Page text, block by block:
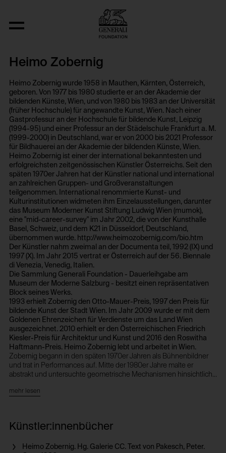
Heimo Zobernig
Heimo Zobernig wurde 1958 in Mauthen, Kärnten, Österreich,
geboren. Von 1977 bis 1980 studierte er an der Akademie der
bildenden Künste, Wien, und von 1980 bis 1983 an der Universität
(früher Hochschule) für angewandte Kunst, Wien. Nach einer
Gastprofessur an der Hochschule für bildende Kunst, Leipzig
(1994-95) und einer Professur an der Städelschule Frankfurt a. M.
(1999-2000) in Deutschland, war er von 2000 bis 2021 Professor
für Bildhauerei an der Akademie der bildenden Künste, Wien.
Heimo Zobernig ist einer der international bekanntesten und
erfolgreichsten zeitgenössischen Künstler Österreichs. Seit den
späten 1970er Jahren hat der Künstler national und international
an zahlreichen Gruppen- und Großveranstaltungen
teilgenommen. International renommierte Kunst- und
Kulturinstitutionen widmeten ihm Einzelausstellungen, darunter
das Museum Moderner Kunst Stiftung Ludwig Wien (mumok),
eine "mid-career-survey" im Jahr 2002, die von der Kunsthalle
Basel, Schweiz, und dem K21 in Düsseldorf, Deutschland,
übernommen wurde. http://www.heimozobernig.com/bio.htm
Der Künstler nahm zweimal an der Documenta teil, 1992 (IX) und
1997 (X). Im Jahr 2015 vertrat er Österreich auf der 56. Biennale
di Venezia, Venedig, Italien.
Die Sammlung Generali Foundation - Dauerleihgabe am
Museum der Moderne Salzburg - besitzt einen repräsentativen
Block seines Werks.
1993 erhielt Zobernig den Otto-Mauer-Preis, 1997 den Preis für
bildende Kunst der Stadt Wien. Im Jahr 2009 wurde er mit dem
Goldenen Ehrenzeichen für Verdienste um das Land Wien
ausgezeichnet. 2010 erhielt er den Österreichischen Friedrich
Kiesler-Preis für Architektur und Kunst und 2016 den Roswitha
Haftmann-Preis. Heimo Zobernig lebt und arbeitet in Wien.
Zobernig begann in den späten 1970er Jahren als Bühnenbildner
und trat in Performances auf. Mitte der 1980er Jahre malte er
abstrakt und untersuchte geometrische Mechanismen hinsichtlich
überlieferten Systemen führte ihn zur Entwicklung einer eigenen
der 1960er Jahre zeigen seine Werke eine klare, reduzierte
unterwandert. Er bevorzugt Industriematerialien, wie Pressspan und
mehr lesen
Künstler:innenbücher
Heimo Zobernig. Hg. Galerie CC. Text von Pakesch, Peter.